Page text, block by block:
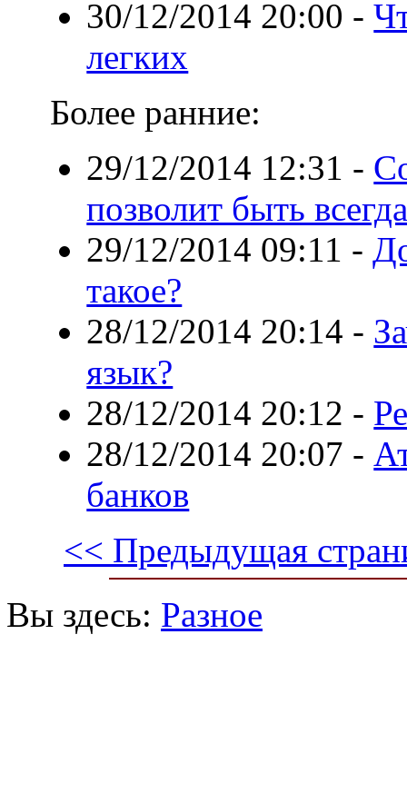
30/12/2014 20:00 -
легких
Более ранние:
29/12/2014 12:31 -
позволит быть
29/12/2014 09:11 -
такое?
28/12/2014 20:14 -
язык?
28/12/2014 20:12 -
28/12/2014 20:07 -
банков
<< Предыдущая
Вы здесь: Разное